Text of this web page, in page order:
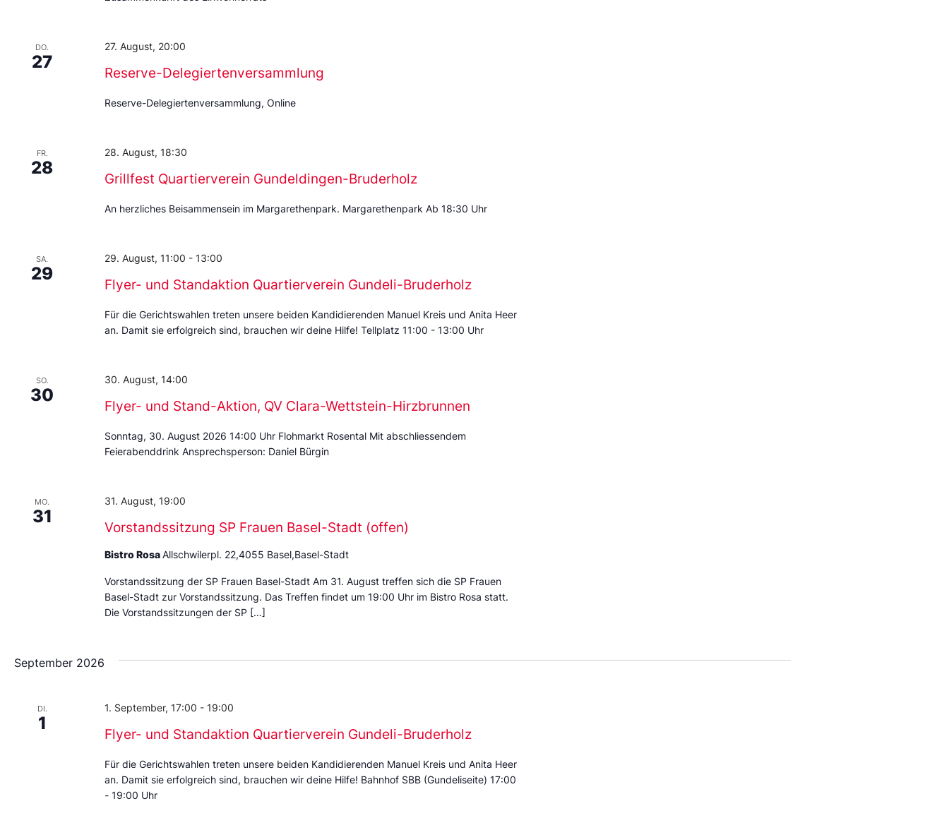
DO.
27
Reserve-Delegiertenversammlung
27. August, 20:00
Reserve-Delegiertenversammlung, Online
FR.
28
Grillfest Quartierverein Gundeldingen-Bruderholz
28. August, 18:30
An herzliches Beisammensein im Margarethenpark. Margarethenpark Ab 18:30 Uhr
SA.
29
Flyer- und Standaktion Quartierverein Gundeli-Bruderholz
29. August, 11:00 - 13:00
Für die Gerichtswahlen treten unsere beiden Kandidierenden Manuel Kreis und Anita Heer
an. Damit sie erfolgreich sind, brauchen wir deine Hilfe! Tellplatz 11:00 - 13:00 Uhr
SO.
30
Flyer- und Stand-Aktion, QV Clara-Wettstein-Hirzbrunnen
30. August, 14:00
Sonntag, 30. August 2026 14:00 Uhr Flohmarkt Rosental Mit abschliessendem
Feierabenddrink Ansprechsperson: Daniel Bürgin
MO.
31
Vorstandssitzung SP Frauen Basel-Stadt (offen)
31. August, 19:00
Bistro RosaAllschwilerpl. 22,4055 Basel,Basel-Stadt
Vorstandssitzung der SP Frauen Basel-Stadt Am 31. August treffen sich die SP Frauen
Basel-Stadt zur Vorstandssitzung. Das Treffen findet um 19:00 Uhr im Bistro Rosa statt.
Die Vorstandssitzungen der SP […]
September 2026
DI.
1
Flyer- und Standaktion Quartierverein Gundeli-Bruderholz
1. September, 17:00 - 19:00
Für die Gerichtswahlen treten unsere beiden Kandidierenden Manuel Kreis und Anita Heer
an. Damit sie erfolgreich sind, brauchen wir deine Hilfe! Bahnhof SBB (Gundeliseite) 17:00
- 19:00 Uhr